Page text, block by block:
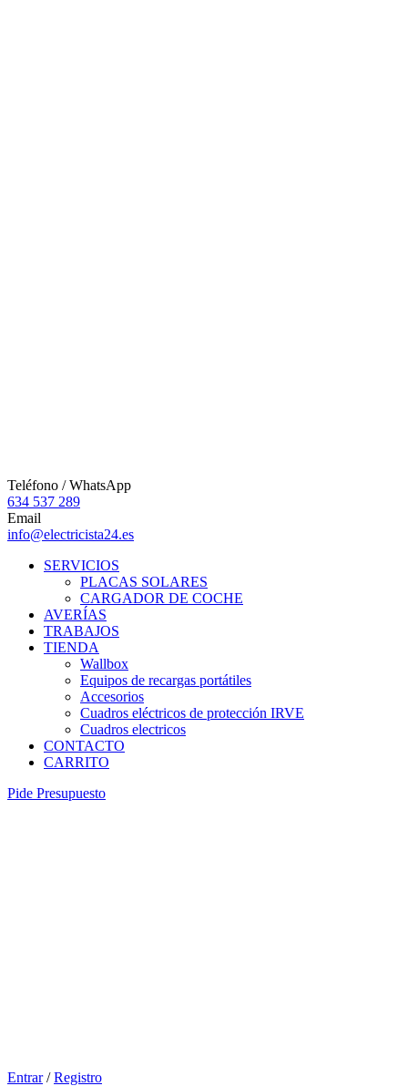
Teléfono / WhatsApp
634 537 289
Email
info@electricista24.es
SERVICIOS
PLACAS SOLARES
CARGADOR DE COCHE
AVERÍAS
TRABAJOS
TIENDA
Wallbox
Equipos de recargas portátiles
Accesorios
Cuadros eléctricos de protección IRVE
Cuadros electricos
CONTACTO
CARRITO
Pide Presupuesto
Entrar / Registro